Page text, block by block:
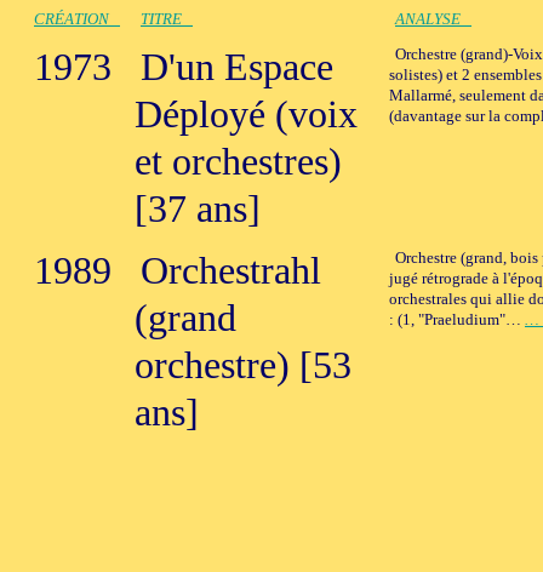
CRÉATION TITRE ANALYSE
1973
D'un Espace
Déployé (voix
et orchestres)
[37 ans]
Orchestre (grand)-
solistes) et 2
Mallarmé, seulement
(davantage sur la
1989
Orchestrahl
(grand
orchestre) [53
ans]
Orchestre (grand,
jugé rétrograde à
orchestrales qui allie
: (1, "Praeludium"… …